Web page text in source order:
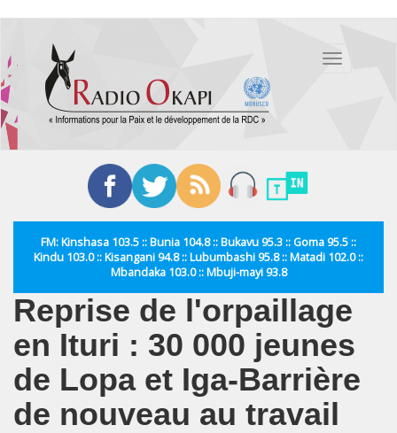
contenu
principal
Toggle
FM: Kinshasa 103.5 :: Bunia 104.8 :: Bukavu 95.3 :: Goma 95.5 ::
Kindu 103.0 :: Kisangani 94.8 :: Lubumbashi 95.8 :: Matadi 102.0 ::
Mbandaka 103.0 :: Mbuji-mayi 93.8
Reprise de l'orpaillage
en Ituri : 30 000 jeunes
de Lopa et Iga-Barrière
de nouveau au travail